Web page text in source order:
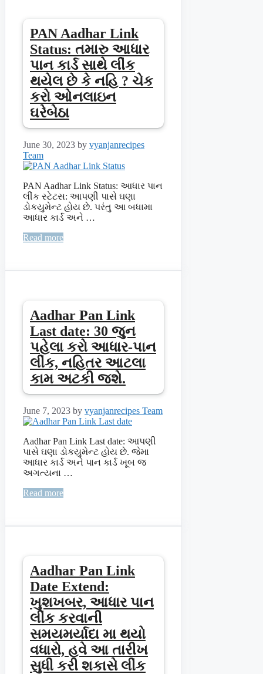
PAN Aadhar Link
Status: તમારુ આધાર
પાન કાર્ડ સાથે લીંક
થયેલ છે કે નહિ ? ચેક
કરો ઓનલાઇન
ઘરેબેઠા
June 30, 2023 by vyanjanrecipes
Team
PAN Aadhar Link Status: આધાર પાન
લીંક સ્ટેટસ: આપણી પાસે ઘણા
ડોકયુમેન્ટ હોય છે. પરંતુ આ બધામા
આધાર કાર્ડ અને …
Read more
Aadhar Pan Link
Last date: 30 જુન
પહેલા કરો આધાર-પાન
લીંક, નહિતર આટલા
કામ અટકી જશે.
June 7, 2023 by vyanjanrecipes Team
Aadhar Pan Link Last date: આપણી
પાસે ઘણા ડોકયુમેન્ટ હોય છે. જેમા
આધાર કાર્ડ અને પાન કાર્ડ ખૂબ જ
અગત્યના …
Read more
Aadhar Pan Link
Date Extend:
ખુશખબર, આધાર પાન
લીંક કરવાની
સમયમર્યાદા મા થયો
વધારો, હવે આ તારીખ
સુધી કરી શકાસે લીંક